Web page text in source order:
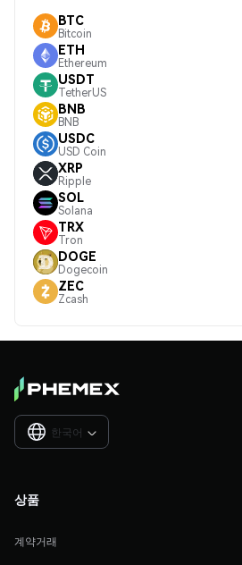
BTC
Bitcoin
ETH
Ethereum
USDT
TetherUS
BNB
BNB
USDC
USD Coin
XRP
Ripple
SOL
Solana
TRX
Tron
DOGE
Dogecoin
ZEC
Zcash
한국어 
상품
계약거래